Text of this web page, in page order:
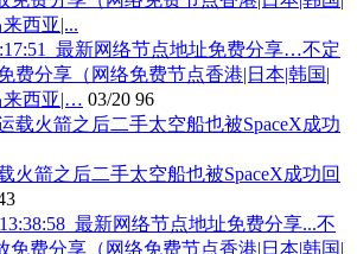
最新网络节点地址免费分享…不定
费分享（网络免费节点香港|日本|韩国|
来西亚|… 03/20 96
火箭之后二手太空船也被SpaceX成功回